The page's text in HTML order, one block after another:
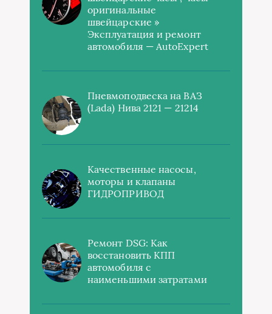
оригинальные
швейцарские »
Эксплуатация и ремонт
автомобиля — AutoExpert
Пневмоподвеска на ВАЗ
(Lada) Нива 2121 — 21214
Качественные насосы,
моторы и клапаны
ГИДРОПРИВОД
Ремонт DSG: Как
восстановить КПП
автомобиля с
наименьшими затратами